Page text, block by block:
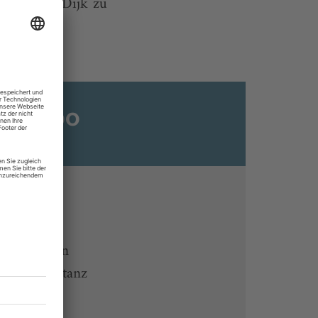
Abo
von tanz
Abos